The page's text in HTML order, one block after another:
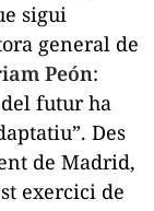
sigui
general de
Peón:
futur ha
Des
de Madrid,
exercici de